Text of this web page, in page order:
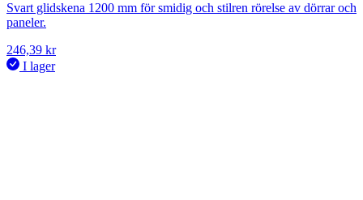
Svart glidskena 1200 mm för smidig och stilren rörelse av dörrar och
paneler.
246,39 kr
I lager